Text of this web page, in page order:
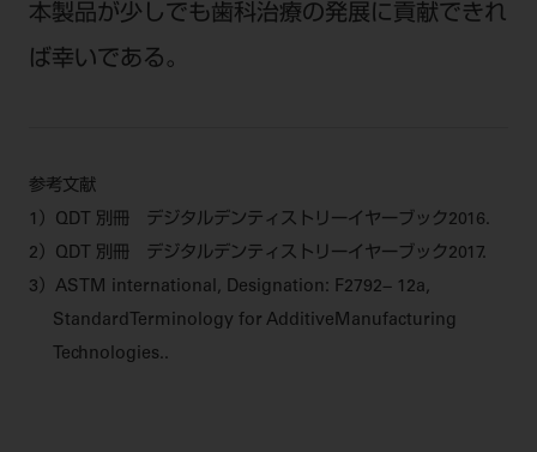
本製品が少しでも歯科治療の発展に貢献できれ
ば幸いである。
参考文献
1）QDT 別冊 デジタルデンティストリーイヤーブック2016.
2）QDT 別冊 デジタルデンティストリーイヤーブック2017.
3）ASTM international, Designation: F2792− 12a,
StandardTerminology for AdditiveManufacturing
Technologies..